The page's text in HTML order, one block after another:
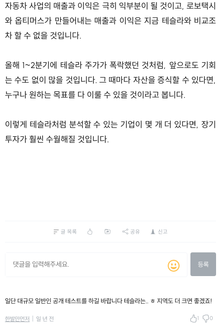
자동차 사업의 매출과 이익은 극히 익부분이 될 것이고, 로보택시
와 옵티머스가 만들어내는 매출과 이익은 지금 테슬라와 비교조
차 할 수 없을 것입니다.
올해 1~2분기에 테슬라 주가가 폭락했던 것처럼, 앞으로도 기회
는 수도 없이 많을 것입니다. 그 때마다 자산을 증식할 수 있다면,
누구나 원하는 목표를 다 이룰 수 있을 것이라고 봅니다.
이렇게 테슬라처럼 분석할 수 있는 기업이 몇 개 더 있다면, 장기
투자가 훨씬 수월해질 것입니다.
글 목록 공유 신고
등록
일단 대규모 일반인 공개 테스트를 하길 바랍니다 테슬라는.. ㅎ 지역도 더 크면 좋겠죠!
한발만먼저 일 년 전 1 0